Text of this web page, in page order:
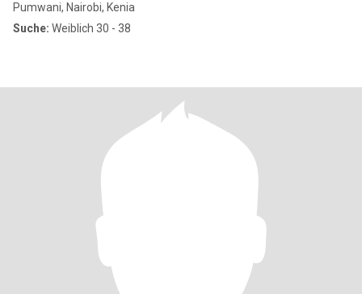
Pumwani, Nairobi, Kenia
Suche: Weiblich 30 - 38